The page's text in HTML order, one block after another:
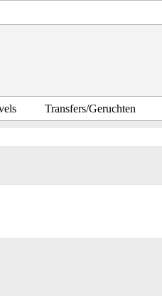
Transfers/Geruchten